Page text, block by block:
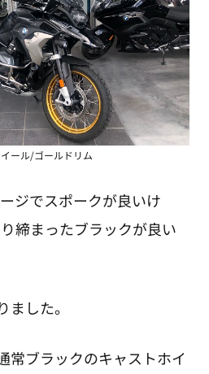
ール/ゴールドリム
ジでスポークが良いけ
締まったブラックが良い
した。
常ブラックのキャストホイ